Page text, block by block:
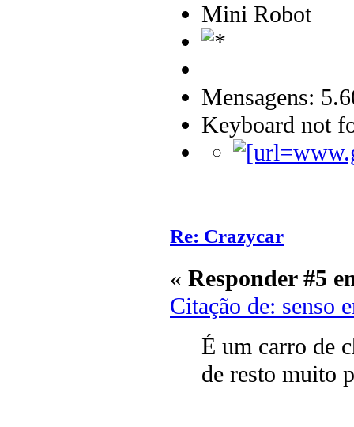
Mini Robot
Mensagens:
Keyboard not
Re: Crazycar
« Responder #5
Citação de: senso
É um carro de
de resto muito